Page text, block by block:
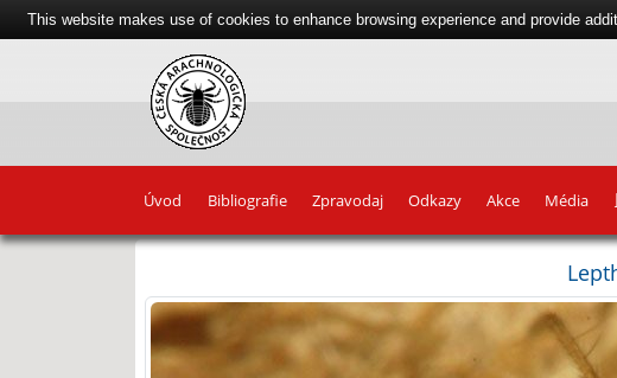
Úvod Bibliografie Zpravodaj Odkazy Akce Média
This website makes use of cookies to enhance browsing experience and provide